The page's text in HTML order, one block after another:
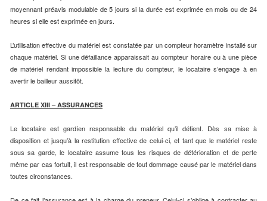
moyennant préavis modulable de 5 jours si la durée est exprimée en mois ou de 24
heures si elle est exprimée en jours.
L’utilisation effective du matériel est constatée par un compteur horamètre installé sur
chaque matériel. Si une défaillance apparaissait au compteur horaire ou à une pièce
de matériel rendant impossible la lecture du compteur, le locataire s’engage à en
avertir le bailleur aussitôt.
ARTICLE XIII – ASSURANCES
Le locataire est gardien responsable du matériel qu’il détient. Dès sa mise à
disposition et jusqu’à la restitution effective de celui-ci, et tant que le matériel reste
sous sa garde, le locataire assume tous les risques de détérioration et de perte
même par cas fortuit, il est responsable de tout dommage causé par le matériel dans
toutes circonstances.